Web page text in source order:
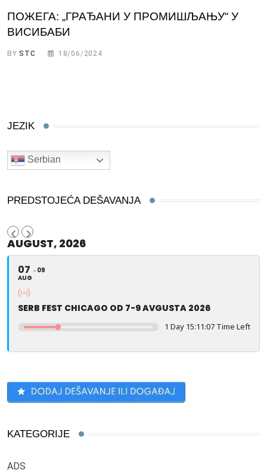
ПОЖЕГА: „ГРАЂАНИ У ПРОМИШЉАЊУ“ У
ВИСИБАБИ
BYSTC 18/06/2024
JEZIK
Serbian
PREDSTOJEĆA DEŠAVANJA
AUGUST, 2026
07
AUG
09
SERB FEST CHICAGO OD 7-9 AVGUSTA 2026
1 Day 15:11:07 Time Left
KATEGORIJE
ADS